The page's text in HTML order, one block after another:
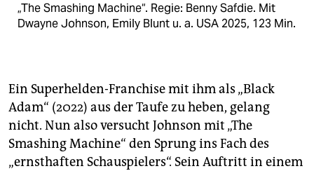
„The Smashing Machine“. Regie: Benny Safdie. Mit
Dwayne Johnson, Emily Blunt u. a. USA 2025, 123 Min.
Ein Superhelden-Franchise mit ihm als „Black
Adam“ (2022) aus der Taufe zu heben, gelang
nicht. Nun also versucht Johnson mit „The
Smashing Machine“ den Sprung ins Fach des
„ernsthaften Schauspielers“. Sein Auftritt in einem